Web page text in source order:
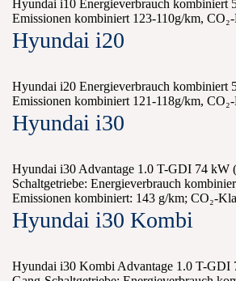
Hyundai i10 Energieverbrauch kombiniert
Emissionen kombiniert 123-110g/km,
Hyundai i20
Hyundai i20 Energieverbrauch kombiniert
Emissionen kombiniert 121-118g/km,
Hyundai i30
Hyundai i30 Advantage 1.0 T-GDI 74 kW
Schaltgetriebe: Energieverbrauch
Emissionen kombiniert: 143 g/km; CO₂-
Hyundai i30 Kombi
Hyundai i30 Kombi Advantage 1.0 T-GDI